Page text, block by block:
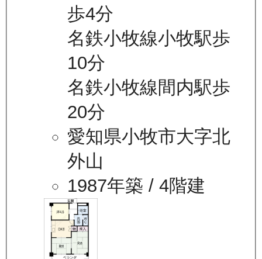
歩4分
名鉄小牧線小牧駅歩
10分
名鉄小牧線間内駅歩
20分
愛知県小牧市大字北
外山
1987年築 / 4階建